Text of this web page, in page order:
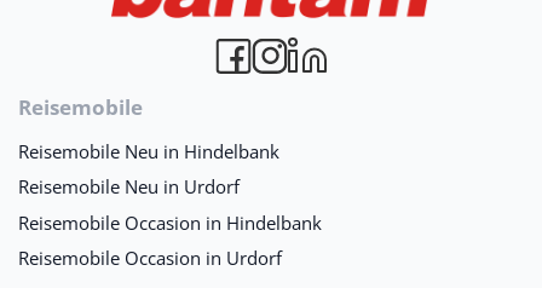
Reisemobile
Reisemobile Neu in Hindelbank
Reisemobile Neu in Urdorf
Reisemobile Occasion in Hindelbank
Reisemobile Occasion in Urdorf